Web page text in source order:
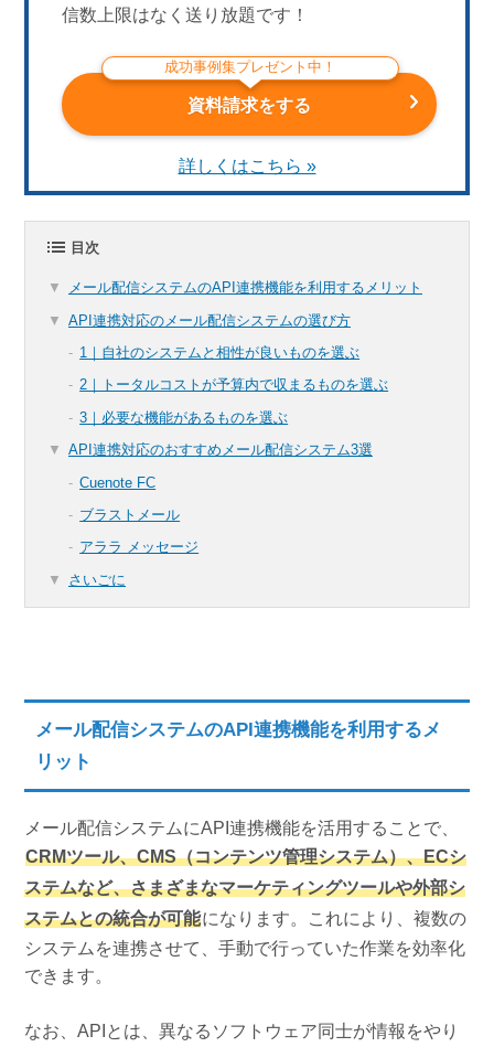
信数上限はなく送り放題です！
成功事例集プレゼント中！
資料請求をする
詳しくはこちら »
目次
メール配信システムのAPI連携機能を利用するメリット
API連携対応のメール配信システムの選び方
1｜自社のシステムと相性が良いものを選ぶ
2｜トータルコストが予算内で収まるものを選ぶ
3｜必要な機能があるものを選ぶ
API連携対応のおすすめメール配信システム3選
Cuenote FC
ブラストメール
アララ メッセージ
さいごに
メール配信システムのAPI連携機能を利用するメ
リット
メール配信システムにAPI連携機能を活用することで、
CRMツール、CMS（コンテンツ管理システム）、ECシ
ステムなど、さまざまなマーケティングツールや外部シ
ステムとの統合が可能になります。これにより、複数の
システムを連携させて、手動で行っていた作業を効率化
できます。
なお、APIとは、異なるソフトウェア同士が情報をやり